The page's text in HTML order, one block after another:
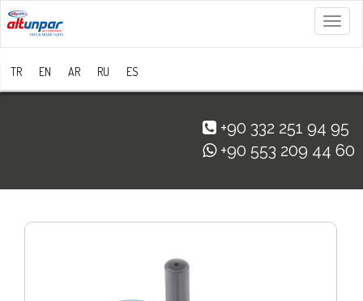
Menü
TR EN AR RU ES
+90 332 251 94 95
+90 553 209 44 60